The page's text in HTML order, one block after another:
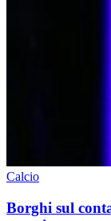
Calcio
Borghi sul